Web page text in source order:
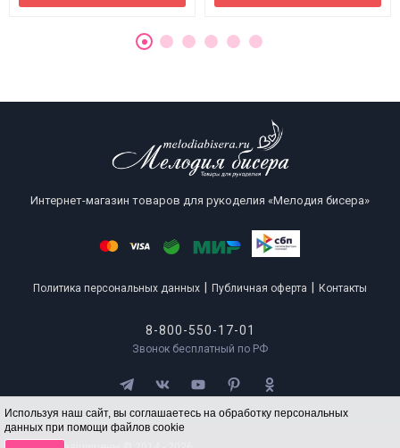
Используя наш сайт, вы соглашаетесь на обработку персональных
данных при помощи файлов cookie
Интернет-магазин товаров для рукоделия «Мелодия бисера»
Политика персональных данных Публичная оферта Контакты
8-800-550-17-01
Звонок бесплатный по РФ